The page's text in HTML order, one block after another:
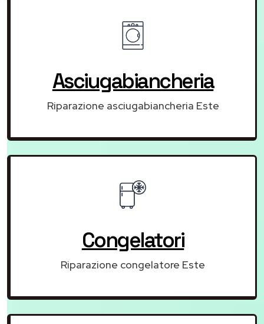
Asciugabiancheria
Riparazione asciugabiancheria Este
Congelatori
Riparazione congelatore Este